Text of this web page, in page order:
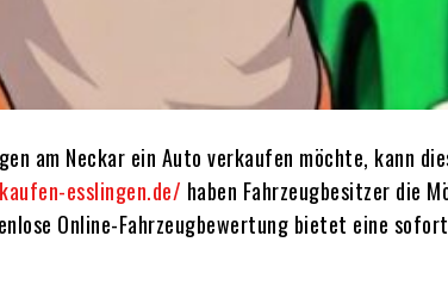
am Neckar ein Auto verkaufen möchte, kann
esslingen.de/ haben Fahrzeugbesitzer die
Online-Fahrzeugbewertung bietet eine